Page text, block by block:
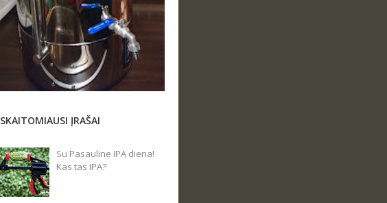
SKAITOMIAUSI ĮRAŠAI
Su Pasauline IPA diena!
Kas tas IPA?